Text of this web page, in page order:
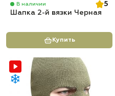
В наличии
5
Шапка 2-й вязки Черная
Купить